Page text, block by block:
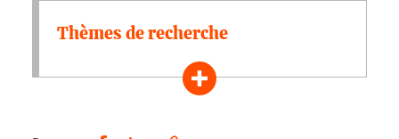
Thèmes de recherche